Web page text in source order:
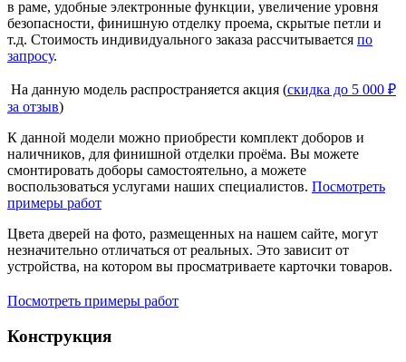
в раме, удобные электронные функции, увеличение уровня
безопасности, финишную отделку проема, скрытые петли и
т.д. Стоимость индивидуального заказа рассчитывается по
запросу.
На данную модель распространяется акция (скидка до 5 000 ₽
за отзыв)
К данной модели можно приобрести комплект доборов и
наличников, для финишной отделки проёма. Вы можете
смонтировать доборы самостоятельно, а можете
воспользоваться услугами наших специалистов. Посмотреть
примеры работ
Цвета дверей на фото, размещенных на нашем сайте, могут
незначительно отличаться от реальных. Это зависит от
устройства, на котором вы просматриваете карточки товаров.
Посмотреть примеры работ
Конструкция